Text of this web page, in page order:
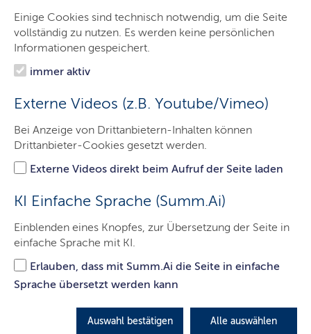
Einige Cookies sind technisch notwendig, um die Seite
vollständig zu nutzen. Es werden keine persönlichen
Informationen gespeichert.
immer aktiv
Externe Videos (z.B. Youtube/Vimeo)
Bei Anzeige von Drittanbietern-Inhalten können
Drittanbieter-Cookies gesetzt werden.
Externe Videos direkt beim Aufruf der Seite laden
KI Einfache Sprache (Summ.Ai)
Einblenden eines Knopfes, zur Übersetzung der Seite in
einfache Sprache mit KI.
Erlauben, dass mit Summ.Ai die Seite in einfache
Sprache übersetzt werden kann
Auswahl bestätigen Alle auswählen
Das Gericht
Aufgaben
Besucher & Service
Ausbildung & Beruf
Kontakt
Behördenleitung
Gerichtsbezirk